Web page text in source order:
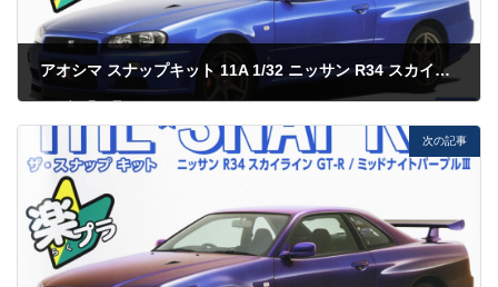
アオシマ スナップキット 11A 1/32 ニッサン R34 スカイライン GT-R ベイサイドブルー
2023年6月11日
次の記事